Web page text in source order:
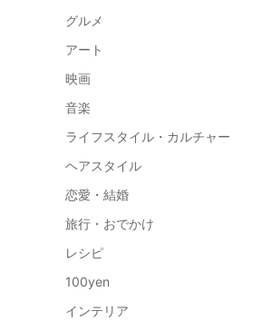
グルメ
アート
映画
音楽
ライフスタイル・カルチャー
ヘアスタイル
恋愛・結婚
旅行・おでかけ
レシピ
100yen
インテリア